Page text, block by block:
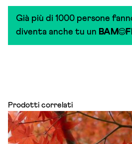
Già più di 1000 persone
diventa anche tu un BAM
Prodotti correlati